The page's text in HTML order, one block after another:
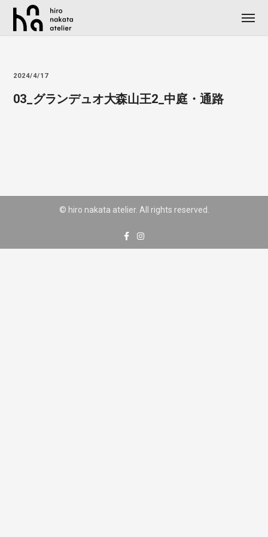
2024/4/17
03_グランデュオ大森山王2_中庭・通路
© hiro nakata atelier. All rights reserved.